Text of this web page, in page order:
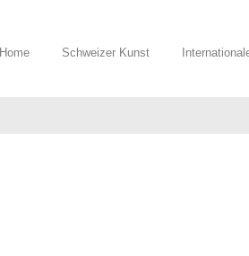
Home Schweizer Kunst